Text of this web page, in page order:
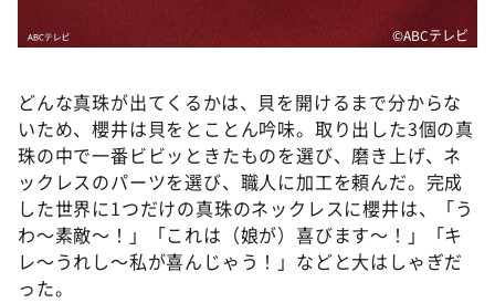
©ABCテレビ
どんな真珠が出てくるかは、貝を開けるまで分からな
いため、櫻井は貝をとことん吟味。取り出した3個の真
珠の中で一番ビビッときたものを選び、磨き上げ、ネ
ックレスのパーツを選び、職人に加工を頼んだ。完成
した世界に1つだけの真珠のネックレスに櫻井は、「う
わ～素敵～！」「これは（娘が）喜びます～！」「キ
レ～うれし～私が喜んじゃう！」などと大はしゃぎだ
った。